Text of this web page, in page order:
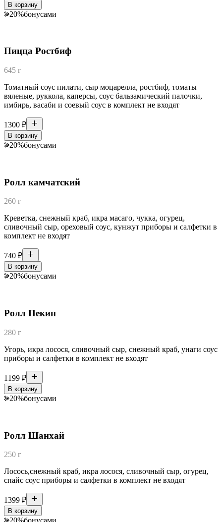
В корзину
20%бонусами
Пицца Ростбиф
645 г
Томатный соус пилати, сыр моцарелла, ростбиф, томаты
вяленые, руккола, каперсы, соус бальзамический палочки,
имбирь, васаби и соевый соус в комплект не входят
1300 ₽
В корзину
20%бонусами
Ролл камчатский
260 г
Креветка, снежный краб, икра масаго, чукка, огурец,
сливочный сыр, ореховый соус, кунжут приборы и салфетки в
комплект не входят
740 ₽
В корзину
20%бонусами
Ролл Пекин
280 г
Угорь, икра лосося, сливочный сыр, снежный краб, унаги соус
приборы и салфетки в комплект не входят
1199 ₽
В корзину
20%бонусами
Ролл Шанхай
250 г
Лосось,снежный краб, икра лосося, сливочный сыр, огурец,
спайс соус приборы и салфетки в комплект не входят
1399 ₽
В корзину